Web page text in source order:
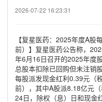
2026-07-22 16:23:31
【复星医药：2025年度A股
前）】复星医药公告称，
年6月16日召开的2025年度
总股本扣除已回购但未注销
每股派发现金红利0.39元（
前），其中A股派8.18亿元
24日，除权（息）日和现金